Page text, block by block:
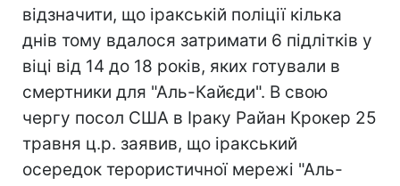
відзначити, що іракській поліції кілька
днів тому вдалося затримати 6 підлітків у
віці від 14 до 18 років, яких готували в
смертники для "Аль-Кайєди". В свою
чергу посол США в Іраку Райан Крокер 25
травня ц.р. заявив, що іракський
осередок терористичної мережі "Аль-